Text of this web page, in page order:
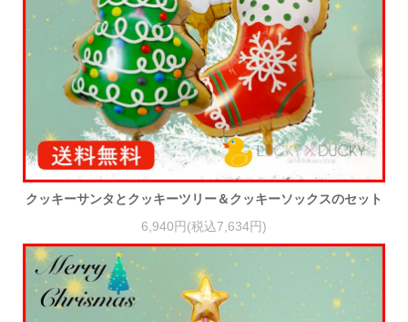
クッキーサンタとクッキーツリー＆クッキーソックスのセット
6,940円(税込7,634円)